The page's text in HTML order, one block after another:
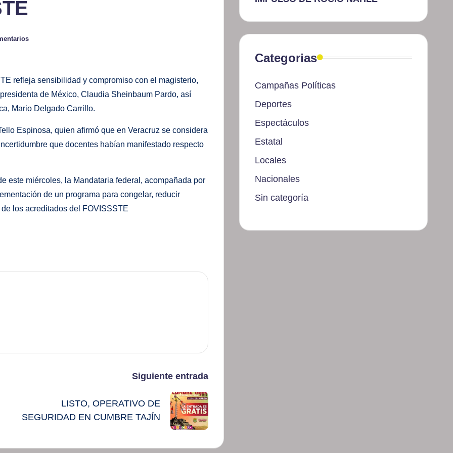
refleja sensibilidad y compromiso con el magisterio,
de México, Claudia Sheinbaum Pardo, así
Mario Delgado Carrillo.
Espinosa, quien afirmó que en Veracruz se considera
que docentes habían manifestado respecto
este miércoles, la Mandataria federal, acompañada por
de un programa para congelar, reducir
los acreditados del FOVISSSTE
Siguiente entrada
LISTO, OPERATIVO DE
SEGURIDAD EN CUMBRE TAJÍN
Categorias
Campañas Políticas
Deportes
Espectáculos
Estatal
Locales
Nacionales
Sin categoría